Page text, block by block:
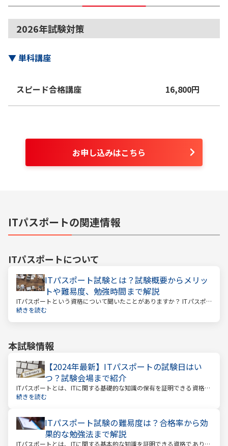
2026年試験対策
▼単科講座
スピード合格講座 16,800円
お申し込みはこちら
ITパスポートの関連情報
ITパスポートについて
ITパスポート試験とは？試験概要からメリッ
トや難易度、勉強時間まで解説
ITパスポートという資格について聞いたことがありますか？ ITパスポ
ートといっても、海外旅行に関する資格ではありません。
続きを読む
本試験情報
【2024年最新】ITパスポートの試験日はい
つ？試験会場まで紹介
ITパスポートとは、ITに関する基礎的な知識の保有を証明できる資格で
す。IT関連の仕事に就いている方やIT系企業で働く方のほか、すべての
続きを読む
ITパスポート試験の難易度は？合格率から効
果的な勉強法まで解説
ITパスポートとは、ITに関する基本的な知識を証明できる資格であり、